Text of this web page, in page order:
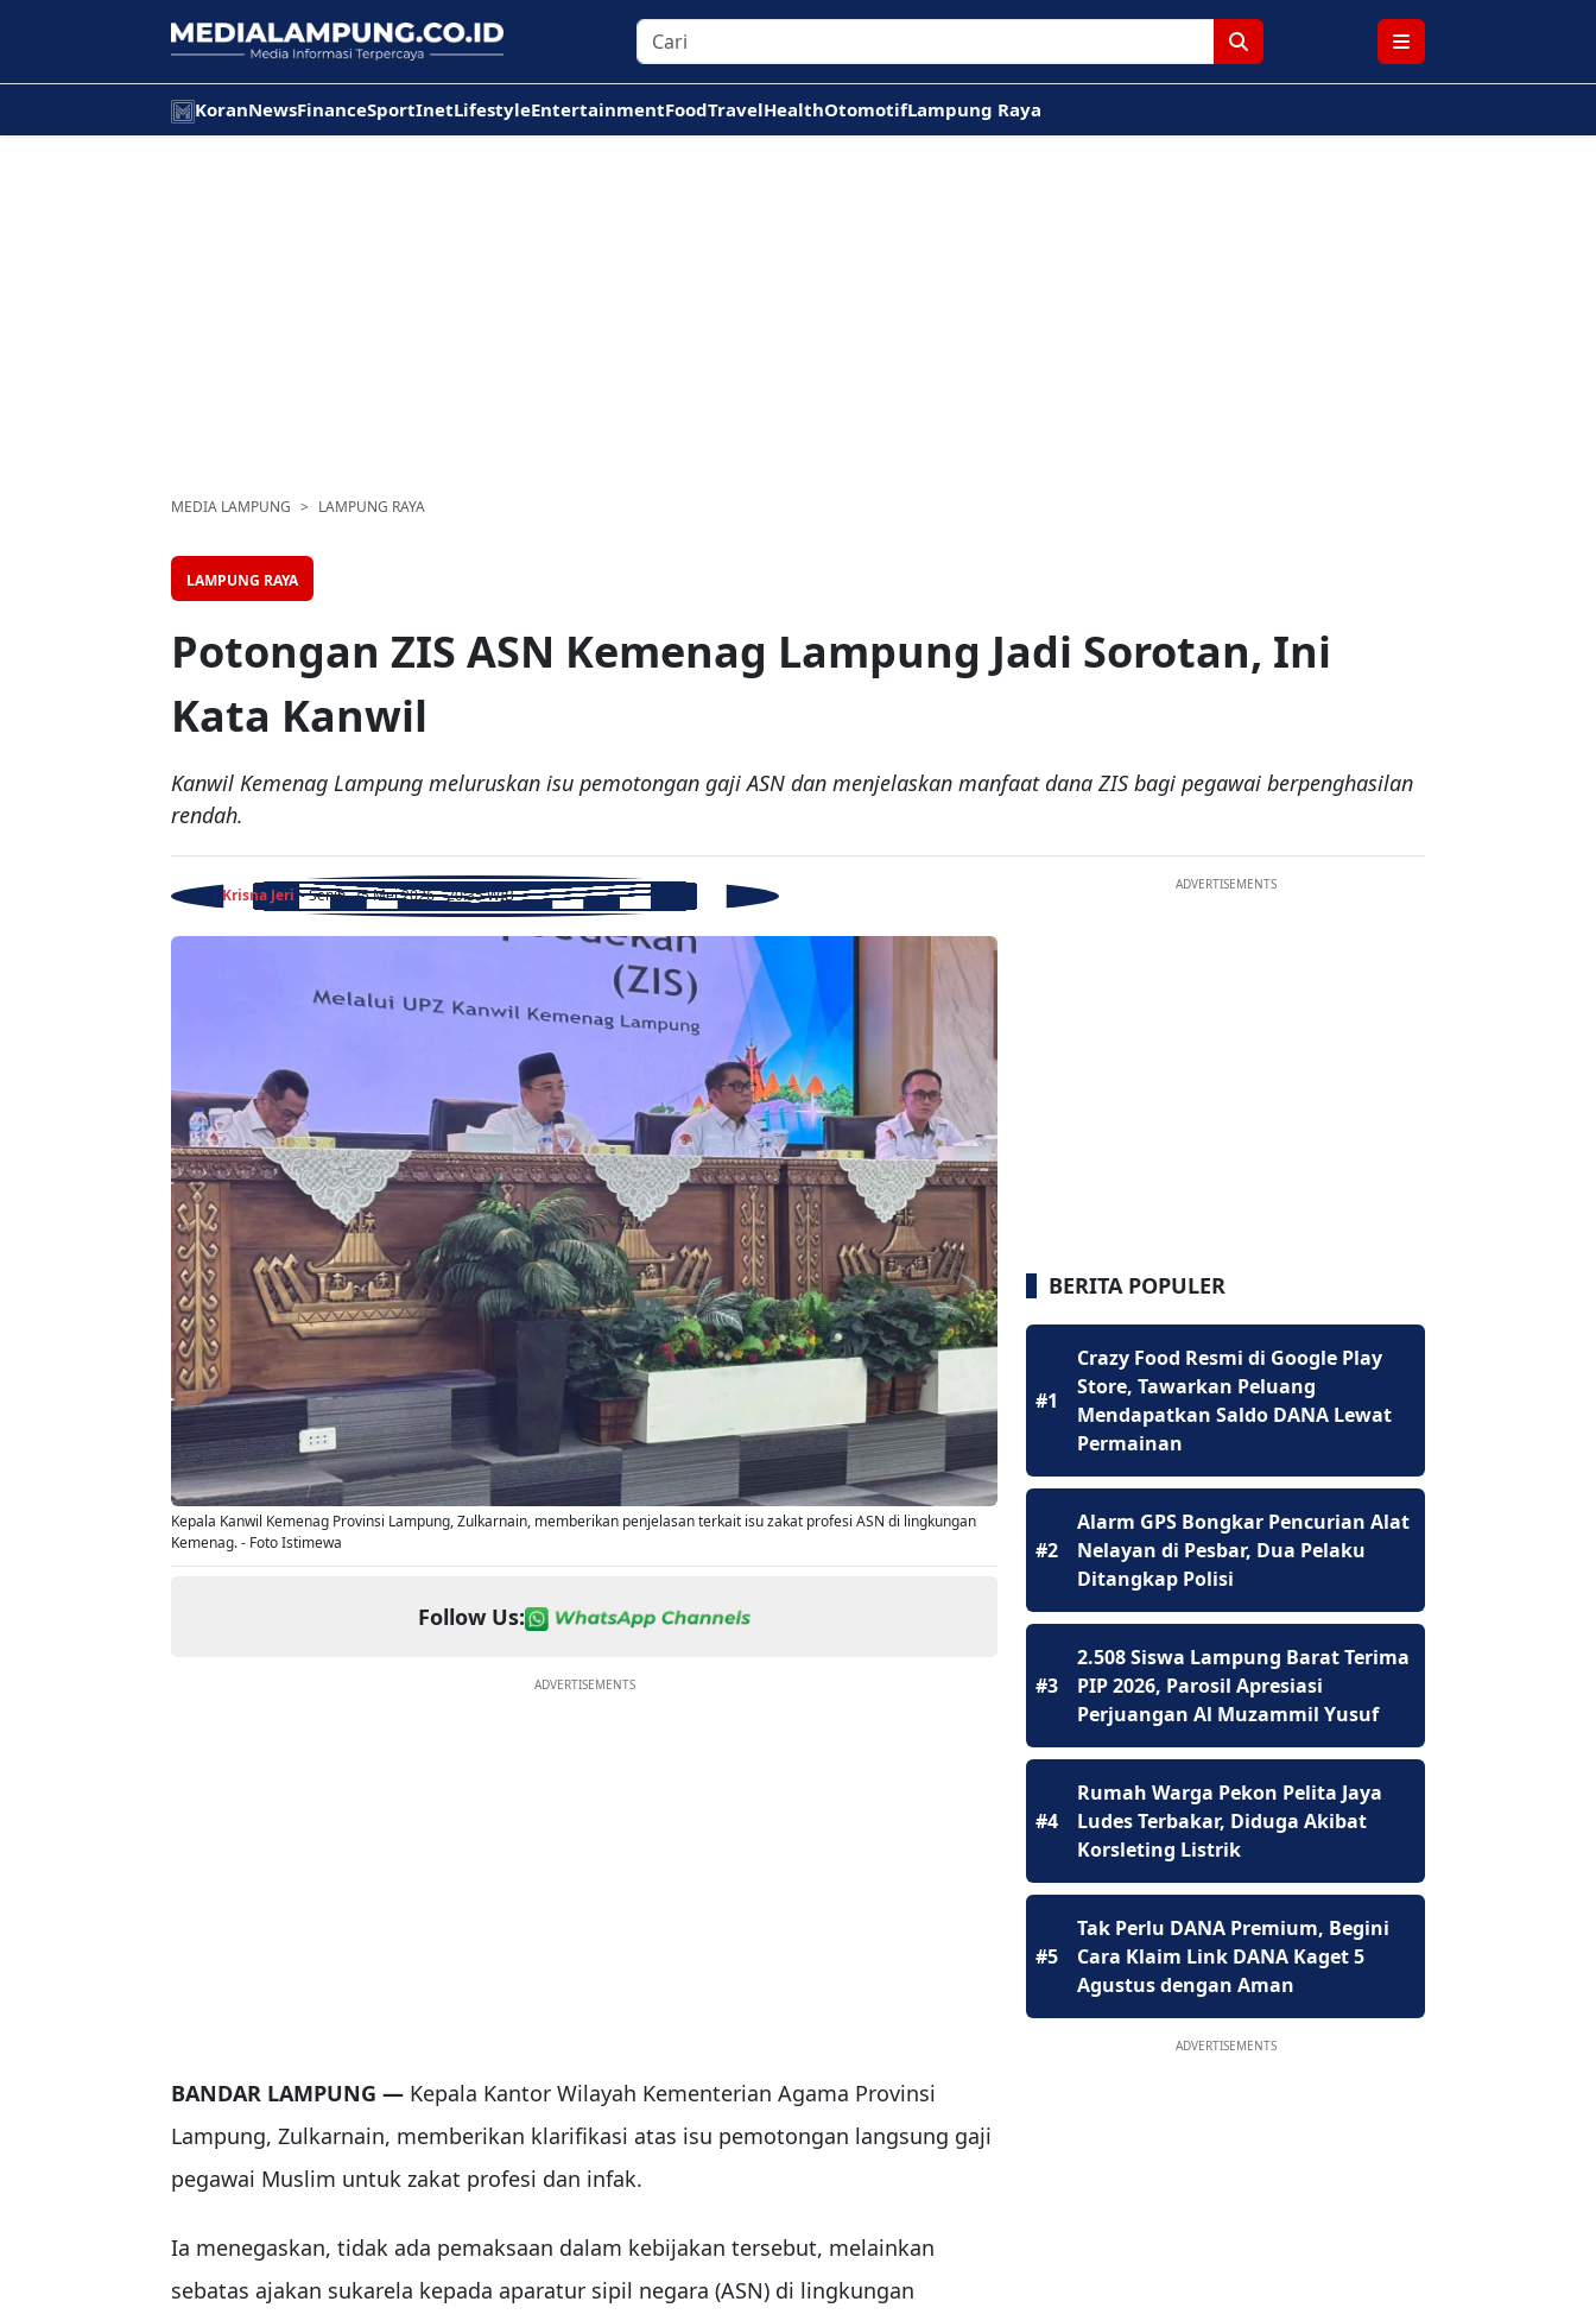
KoranNewsFinanceSportInetLifestyleEntertainmentFoodTravelHealthOtomotifLampung Raya
MEDIA LAMPUNG LAMPUNG RAYA
LAMPUNG RAYA
Potongan ZIS ASN Kemenag Lampung Jadi Sorotan, Ini
Kata Kanwil
Kanwil Kemenag Lampung meluruskan isu pemotongan gaji ASN dan menjelaskan manfaat dana ZIS bagi pegawai berpenghasilan
rendah.
Krisna Jeri - Senin, 25 Mei 2026 - 20:35 WIB
Kepala Kanwil Kemenag Provinsi Lampung, Zulkarnain, memberikan penjelasan terkait isu zakat profesi ASN di lingkungan
Kemenag. - Foto Istimewa
Follow Us:
ADVERTISEMENTS
BANDAR LAMPUNG — Kepala Kantor Wilayah Kementerian Agama Provinsi
Lampung, Zulkarnain, memberikan klarifikasi atas isu pemotongan langsung gaji
pegawai Muslim untuk zakat profesi dan infak.
Ia menegaskan, tidak ada pemaksaan dalam kebijakan tersebut, melainkan
sebatas ajakan sukarela kepada aparatur sipil negara (ASN) di lingkungan
ADVERTISEMENTS
BERITA POPULER
#1
Crazy Food Resmi di Google Play
Store, Tawarkan Peluang
Mendapatkan Saldo DANA Lewat
Permainan
#2
Alarm GPS Bongkar Pencurian Alat
Nelayan di Pesbar, Dua Pelaku
Ditangkap Polisi
#3
2.508 Siswa Lampung Barat Terima
PIP 2026, Parosil Apresiasi
Perjuangan Al Muzammil Yusuf
#4
Rumah Warga Pekon Pelita Jaya
Ludes Terbakar, Diduga Akibat
Korsleting Listrik
#5
Tak Perlu DANA Premium, Begini
Cara Klaim Link DANA Kaget 5
Agustus dengan Aman
ADVERTISEMENTS